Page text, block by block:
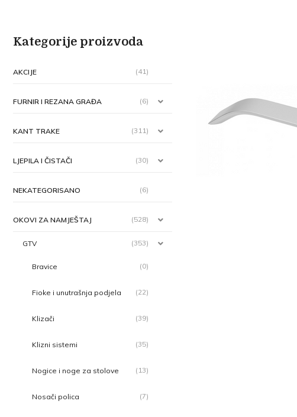
Kategorije proizvoda
AKCIJE (41)
FURNIR I REZANA GRAĐA (6)
KANT TRAKE (311)
LJEPILA I ČISTAČI (30)
NEKATEGORISANO (6)
OKOVI ZA NAMJEŠTAJ (528)
GTV (353)
Bravice (0)
Fioke i unutrašnja podjela (22)
Klizači (39)
Klizni sistemi (35)
Nogice i noge za stolove (13)
Nosači polica (7)